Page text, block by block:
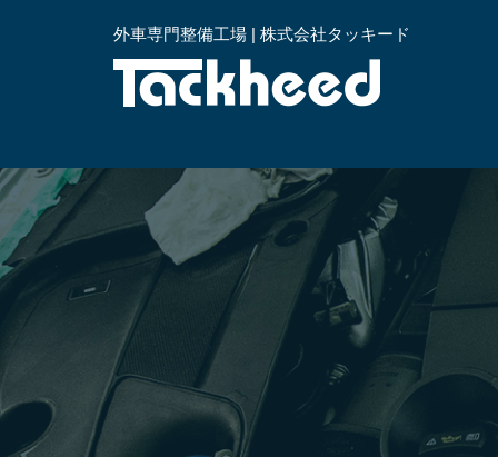
外車専門整備工場 | 株式会社タッキード